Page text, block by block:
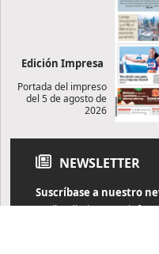
Edición Impresa
Portada del impreso
del 5 de agosto de
2026
NEWSLETTER
Suscríbase a nuestro
Reciba diariamente